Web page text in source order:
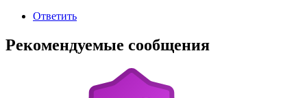
Ответить
Рекомендуемые сообщения